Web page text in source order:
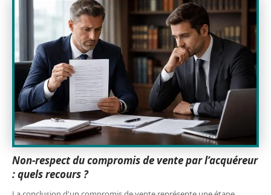
Non-respect du compromis de vente par l’acquéreur
: quels recours ?